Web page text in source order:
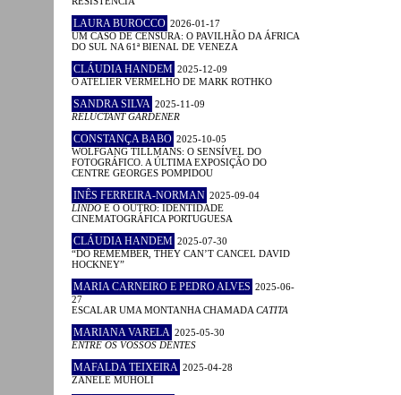
LAURA BUROCCO 2026-01-17
UM CASO DE CENSURA: O PAVILHÃO DA ÁFRICA
DO SUL NA 61ª BIENAL DE VENEZA
CLÁUDIA HANDEM 2025-12-09
O ATELIER VERMELHO DE MARK ROTHKO
SANDRA SILVA 2025-11-09
RELUCTANT GARDENER
CONSTANÇA BABO 2025-10-05
WOLFGANG TILLMANS: O SENSÍVEL DO
FOTOGRÁFICO. A ÚLTIMA EXPOSIÇÃO DO
CENTRE GEORGES POMPIDOU
INÊS FERREIRA-NORMAN 2025-09-04
LINDO E O OUTRO: IDENTIDADE
CINEMATOGRÁFICA PORTUGUESA
CLÁUDIA HANDEM 2025-07-30
“DO REMEMBER, THEY CAN’T CANCEL DAVID
HOCKNEY”
MARIA CARNEIRO E PEDRO ALVES 2025-06-
27
ESCALAR UMA MONTANHA CHAMADA CATITA
MARIANA VARELA 2025-05-30
ENTRE OS VOSSOS DENTES
MAFALDA TEIXEIRA 2025-04-28
ZANELE MUHOLI